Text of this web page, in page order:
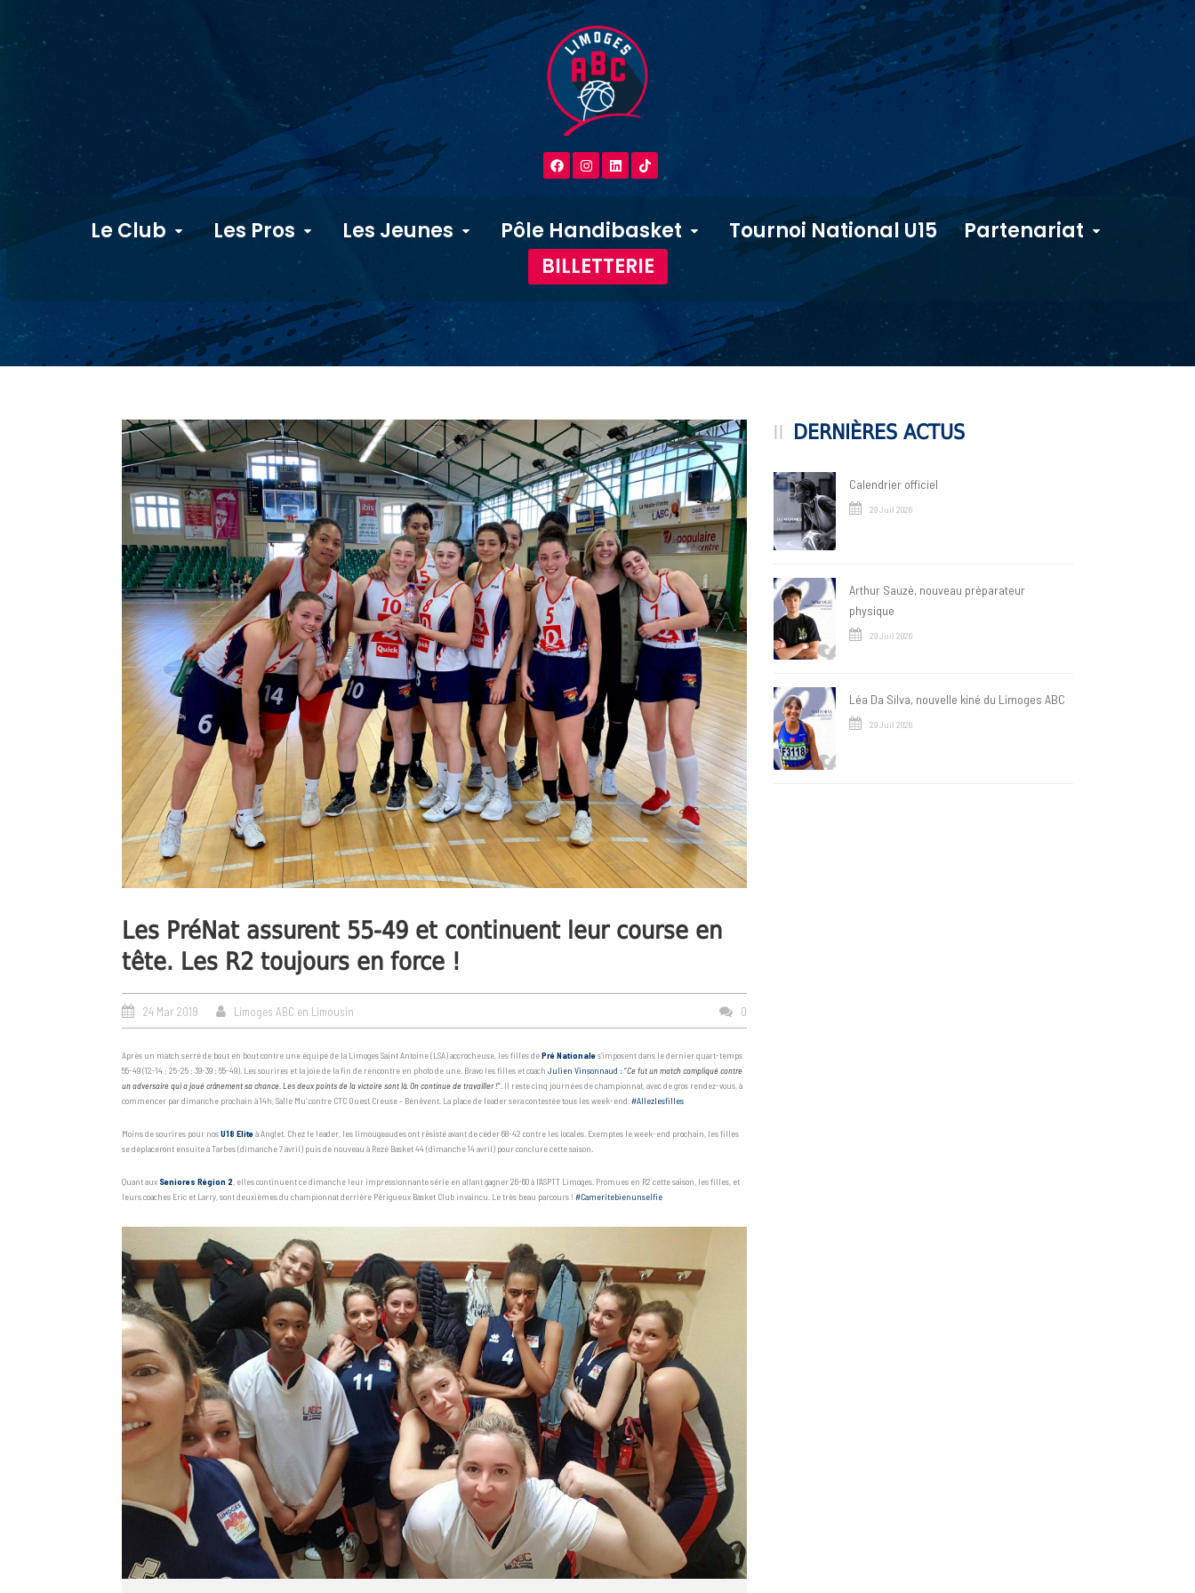
Le Club Les Pros Les Jeunes Pôle Handibasket Tournoi National U15
Partenariat
BILLETTERIE
Les PréNat assurent 55-49 et continuent leur course en
tête. Les R2 toujours en force !
24 Mar 2019 Limoges ABC en Limousin 0
Après un match serré de bout en bout contre une équipe de la Limoges Saint Antoine (LSA) accrocheuse, les filles dePré Nationales’imposent dans le dernier quart-temps
55-49 (12-14 ; 25-25 ; 39-39 ; 55-49). Les sourires et la joie de la fin de rencontre en photo de une. Bravo les filles et coach Julien Vinsonnaud : “Ce fut un match compliqué contre
un adversaire qui a joué crânement sa chance. Les deux points de la victoire sont là. On continue de travailler !“. Il reste cinq journées de championnat, avec de gros rendez-vous, à
commencer par dimanche prochain à 14h, Salle Mu’ contre CTC Ouest Creuse – Bénévent. La place de leader sera contestée tous les week-end.#Allezlesfilles
Moins de sourires pour nosU18 Eliteà Anglet. Chez le leader, les limougeaudes ont résisté avant de céder 68-42 contre les locales. Exemptes le week-end prochain, les filles
se déplaceront ensuite à Tarbes (dimanche 7 avril) puis de nouveau à Rezé Basket 44 (dimanche 14 avril) pour conclure cette saison.
Quant aux Seniores Région 2, elles continuent ce dimanche leur impressionnante série en allant gagner 26-60 à l’ASPTT Limoges. Promues en R2 cette saison, les filles, et
leurs coaches Eric et Larry, sont deuxièmes du championnat derrière Périgueux Basket Club invaincu. Le très beau parcours ! #Cameritebienunselfie
DERNIÈRES ACTUS
Calendrier officiel
29 Juil 2026
Arthur Sauzé, nouveau préparateur
physique
29 Juil 2026
Léa Da Silva, nouvelle kiné du Limoges ABC
29 Juil 2026